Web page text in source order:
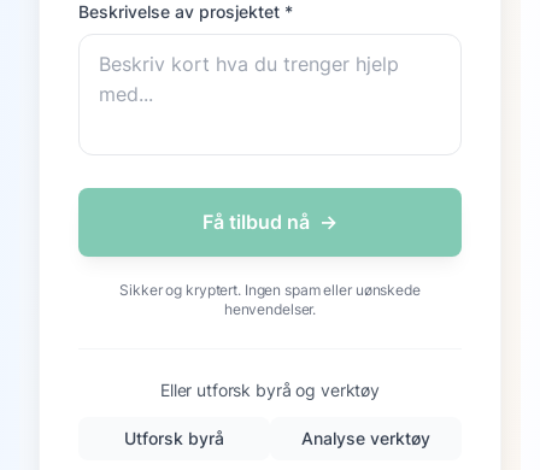
Beskrivelse av prosjektet *
Få tilbud nå →
Sikker og kryptert. Ingen spam eller uønskede
henvendelser.
Eller utforsk byrå og verktøy
Utforsk byrå Analyse verktøy